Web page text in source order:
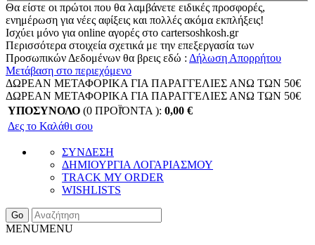
Θα είστε οι πρώτοι που θα λαμβάνετε ειδικές προσφορές,
ενημέρωση για νέες αφίξεις και πολλές ακόμα εκπλήξεις!
Ισχύει μόνο για online αγορές στο cartersoshkosh.gr
Περισσότερα στοιχεία σχετικά με την επεξεργασία των
Προσωπικών Δεδομένων θα βρεις εδώ : Δήλωση Απορρήτου
Μετάβαση στο περιεχόμενο
ΔΩΡΕΑΝ ΜΕΤΑΦΟΡΙΚΑ ΓΙΑ ΠΑΡΑΓΓΕΛΙΕΣ ΑΝΩ ΤΩΝ 50€
ΔΩΡΕΑΝ ΜΕΤΑΦΟΡΙΚΑ ΓΙΑ ΠΑΡΑΓΓΕΛΙΕΣ ΑΝΩ ΤΩΝ 50€
ΥΠΟΣΥΝΟΛΟ (0 ΠΡΟΪΌΝΤΑ ): 0,00 €
Δες το Καλάθι σου
ΣΥΝΔΕΣΗ
ΔΗΜΙΟΥΡΓΙΑ ΛΟΓΑΡΙΑΣΜΟΥ
TRACK MY ORDER
WISHLISTS
Go
MENUMENU